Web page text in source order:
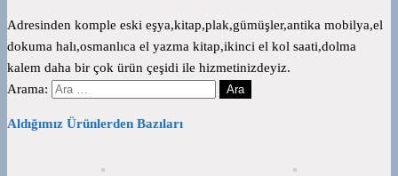
Adresinden komple eski eşya,kitap,plak,gümüşler,antika mobilya,el
dokuma halı,osmanlıca el yazma kitap,ikinci el kol saati,dolma
kalem daha bir çok ürün çeşidi ile hizmetinizdeyiz.
Arama:
Aldığımız Ürünlerden Bazıları